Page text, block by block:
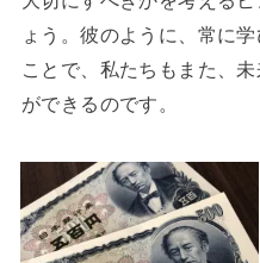
ょう。彼のように、常に
ことで、私たちもまた、
ができるのです。